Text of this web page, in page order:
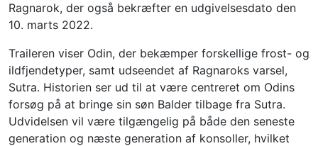
Ragnarok, der også bekræfter en udgivelsesdato den
10. marts 2022.
Traileren viser Odin, der bekæmper forskellige frost- og
ildfjendetyper, samt udseendet af Ragnaroks varsel,
Sutra. Historien ser ud til at være centreret om Odins
forsøg på at bringe sin søn Balder tilbage fra Sutra.
Udvidelsen vil være tilgængelig på både den seneste
generation og næste generation af konsoller, hvilket